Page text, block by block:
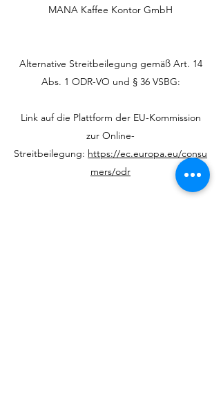
MANA Kaffee Kontor GmbH
Alternative Streitbeilegung gemäß Art. 14
Abs. 1 ODR-VO und § 36 VSBG:
Link auf die Plattform der EU-Kommission
zur Online-
Streitbeilegung: https://ec.europa.eu/consu
mers/odr